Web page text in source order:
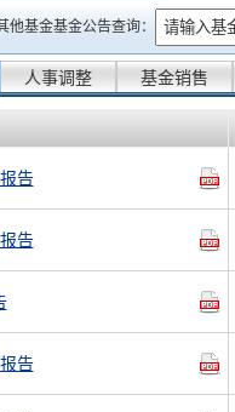
他基金基金公告查询：
人事调整 基金销售
告
告
告